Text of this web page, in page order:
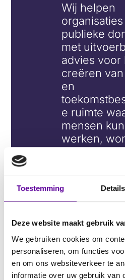
Toestemming Details
Deze website maakt gebruik
We gebruiken cookies om
personaliseren, om functies
en om ons websiteverkeer te
informatie over uw gebruik van
Wij helpen
publieke
met
advies voor
creëren
en
e ruimte
mensen
werken,
leren en